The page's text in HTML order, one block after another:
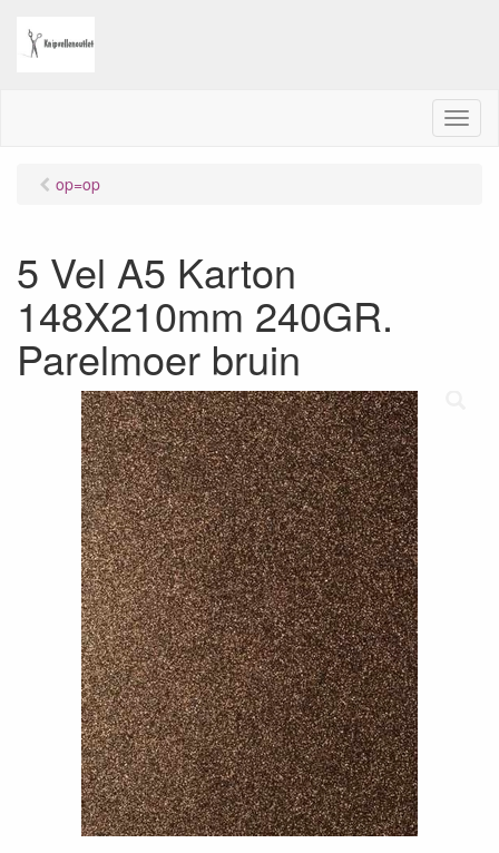
M
e
op=op
5 Vel A5 Karton
148X210mm 240GR.
Parelmoer bruin